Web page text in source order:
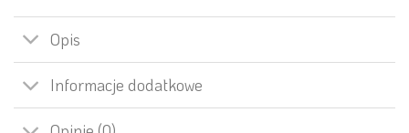
Opis
Informacje dodatkowe